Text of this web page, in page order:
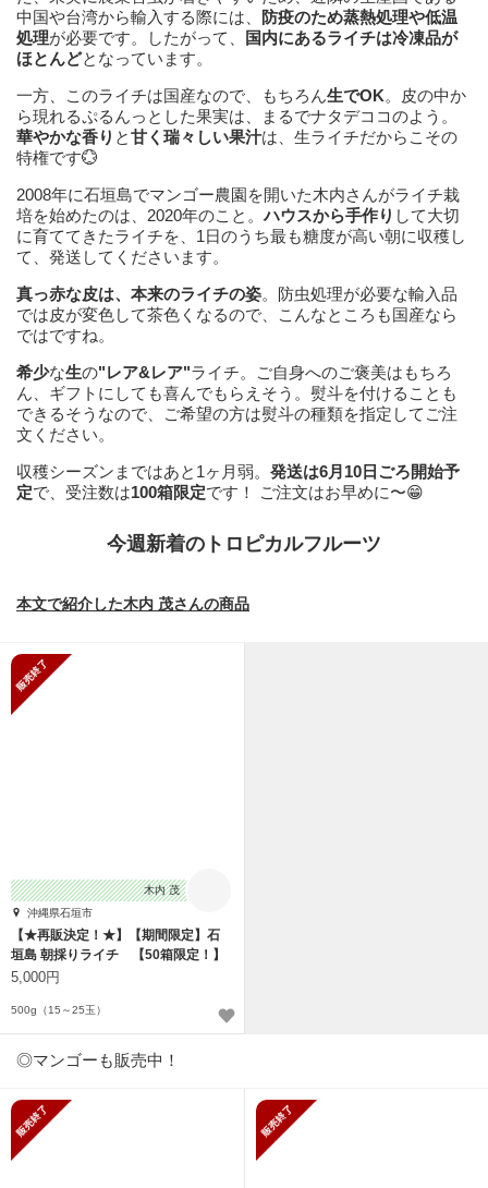
中国や台湾から輸入する際には、
防疫のため蒸熱処理や低温
処理が必要です。したがって、
国内にあるライチは冷凍品が
ほとんどとなっています。
一方、このライチは国産なので、もちろん生でOK。皮の中か
ら現れるぷるんっとした果実は、まるでナタデココのよう。
華やかな香り と甘く瑞々しい果汁は、生ライチだからこその
特権です💮
2008年に石垣島でマンゴー農園を開いた木内さんがライチ栽
培を始めたのは、2020年のこと。ハウスから手作り して大切
に育ててきたライチを、1日のうち最も糖度が高い朝に収穫し
て、発送してくださいます。
真っ赤な皮は、本来のライチの姿。防虫処理が必要な輸入品
では皮が変色して茶色くなるので、こんなところも国産なら
ではですね。
希少な生の"レア&レア"ライチ。ご自身へのご褒美はもちろ
ん、ギフトにしても喜んでもらえそう。熨斗を付けることも
できるそうなので、ご希望の方は熨斗の種類を指定してご注
文ください。
収穫シーズンまではあと1ヶ月弱。 発送は6月10日ごろ開始予
定で、受注数は100箱限定です！ ご注文はお早めに〜😁
今週新着のトロピカルフルーツ
本文で紹介した木内 茂さんの商品
木内 茂
沖縄県石垣市
【★再販決定！★】【期間限定】石
垣島 朝採りライチ 【50箱限定！】
5,000円
500g（15～25玉）
◎マンゴーも販売中！